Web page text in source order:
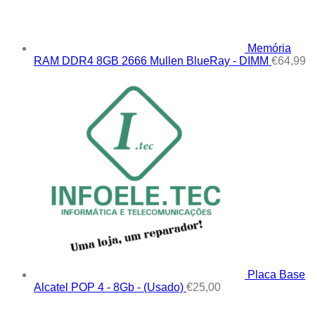
Memória
RAM DDR4 8GB 2666 Mullen BlueRay - DIMM €64,99
Placa Base
Alcatel POP 4 - 8Gb - (Usado) €25,00